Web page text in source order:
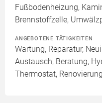
Fußbodenheizung,
Brennstoffzelle,
ANGEBOTENE TÄTIGKEITEN
Wartung, Reparatur,
Austausch, Beratung,
Thermostat,